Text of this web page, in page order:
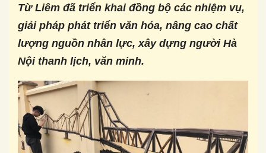
Từ Liêm đã triển khai đồng bộ các nhiệm vụ,
giải pháp phát triển văn hóa, nâng cao chất
lượng nguồn nhân lực, xây dựng người Hà
Nội thanh lịch, văn minh.